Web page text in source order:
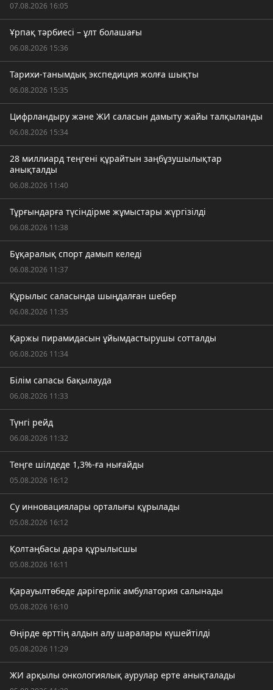
07.08.2026 16:05
Ұрпақ тәрбиесі – ұлт болашағы
06.08.2026 15:36
Тарихи-танымдық экспедиция жолға шықты
06.08.2026 15:35
Цифрландыру және ЖИ саласын дамыту жайы талқыланды
06.08.2026 15:34
28 миллиард теңгені құрайтын заңбұзушылықтар
анықталды
06.08.2026 11:40
Тұрғындарға түсіндірме жұмыстары жүргізілді
06.08.2026 11:38
Бұқаралық спорт дамып келеді
06.08.2026 11:37
Құрылыс саласында шыңдалған шебер
06.08.2026 11:35
Қаржы пирамидасын ұйымдастырушы сотталды
06.08.2026 11:34
Білім сапасы бақылауда
06.08.2026 11:33
Түнгі рейд
06.08.2026 11:32
Теңге шілдеде 1,3%-ға нығайды
05.08.2026 16:12
Су инновациялары орталығы құрылады
05.08.2026 16:12
Қолтаңбасы дара құрылысшы
05.08.2026 16:11
Қарауылтөбеде дәрігерлік амбулатория салынады
05.08.2026 16:10
Өңірде өрттің алдын алу шаралары күшейтілді
05.08.2026 11:29
ЖИ арқылы онкологиялық аурулар ерте анықталады